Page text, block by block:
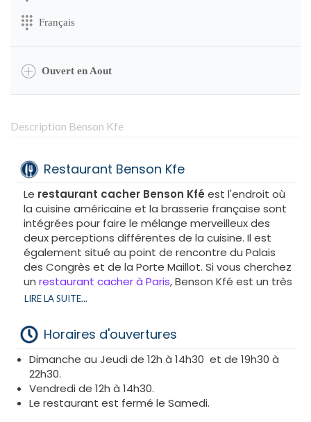
Français
Ouvert en Aout
Description Benson Kfe
Restaurant Benson Kfe
Le restaurant cacher Benson Kfé est l'endroit où
la cuisine américaine et la brasserie française sont
intégrées pour faire le mélange merveilleux des
deux perceptions différentes de la cuisine. Il est
également situé au point de rencontre du Palais
des Congrès et de la Porte Maillot. Si vous cherchez
un restaurant cacher à Paris, Benson Kfé est un très
bon choix.
brasserie où les clients réguliers de ce quartier
d'affaires sont ravis d'avoir un restaurant casher de
qualité qui satisfait tous les goûts et pratique pour
tous les budgets.
Laurent et Jérome ont décidé d'avoir une
décoration soignée et raffinée de la salle, qui
LIRE LA SUITE...
Horaires d'ouvertures
Dimanche au Jeudi de 12h à 14h30 et de 19h30 à
22h30.
Vendredi de 12h à 14h30.
Le restaurant est fermé le Samedi.